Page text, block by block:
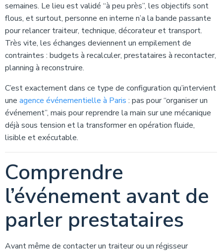
semaines. Le lieu est validé “à peu près”, les objectifs sont
flous, et surtout, personne en interne n’a la bande passante
pour relancer traiteur, technique, décorateur et transport.
Très vite, les échanges deviennent un empilement de
contraintes : budgets à recalculer, prestataires à recontacter,
planning à reconstruire.
C’est exactement dans ce type de configuration qu’intervient
une agence événementielle à Paris : pas pour “organiser un
événement”, mais pour reprendre la main sur une mécanique
déjà sous tension et la transformer en opération fluide,
lisible et exécutable.
Comprendre
l’événement avant de
parler prestataires
Avant même de contacter un traiteur ou un régisseur